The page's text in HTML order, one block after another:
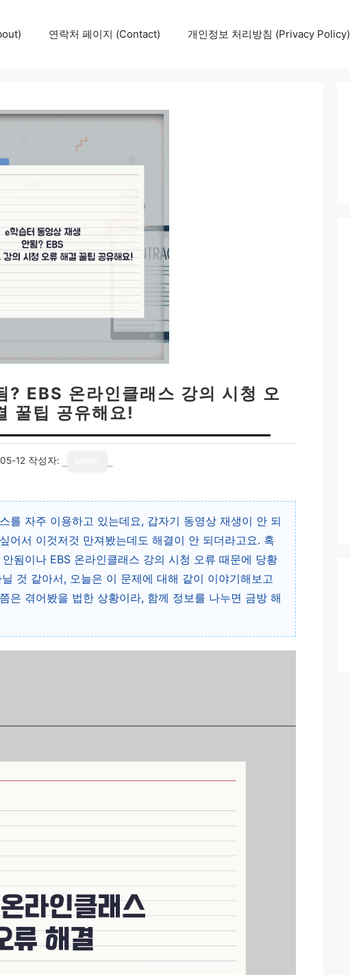
연락처 페이지 (Contact) 개인정보 처리방침 (Privacy Policy)
? EBS 온라인클래스 강의 시청 오
꿀팁 공유해요!
12 작성자:
를 자주 이용하고 있는데요, 갑자기 동영상 재생이 안 되
어서 이것저것 만져봤는데도 해결이 안 되더라고요. 혹
됨이나 EBS 온라인클래스 강의 시청 오류 때문에 당황
것 같아서, 오늘은 이 문제에 대해 같이 이야기해보고
은 겪어봤을 법한 상황이라, 함께 정보를 나누면 금방 해